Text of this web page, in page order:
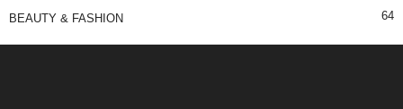
BEAUTY & FASHION 64